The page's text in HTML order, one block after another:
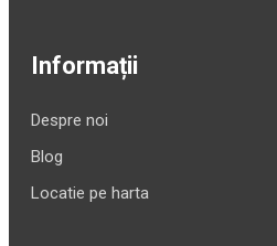
Informații
Despre noi
Blog
Locatie pe harta